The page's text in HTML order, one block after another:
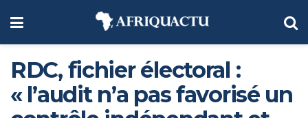
RDC, fichier électoral :
« l’audit n’a pas favorisé un